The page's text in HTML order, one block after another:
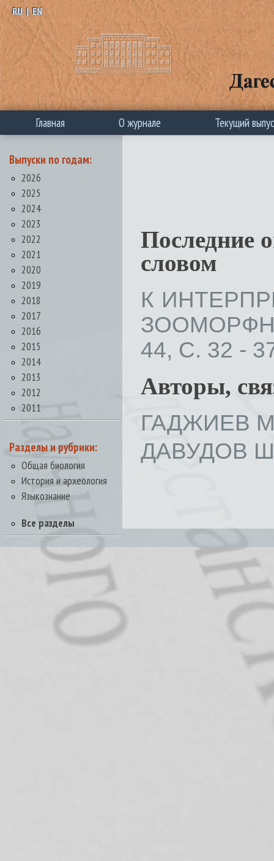
RU | EN
Главная О журнале Текущий
Выпуски по годам:
2026
2025
2024
2023
2022
2021
2020
2019
2018
2017
2016
2015
2014
2013
2012
2011
Разделы и рубрики:
Общая биология
История и археология
Языкознание
Все разделы
Последние
словом
К
44, С. 32 -
Авторы,
ГАДЖИЕВ
ДАВУДОВ